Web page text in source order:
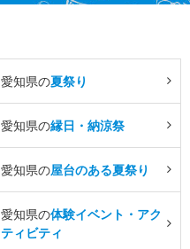
愛知県の夏祭り
愛知県の縁日・納涼祭
愛知県の屋台のある夏祭り
愛知県の体験イベント・アク
ティビティ